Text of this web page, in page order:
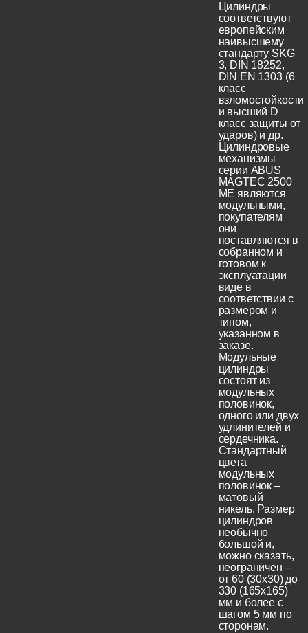
Цилиндры
соответствуют
европейским
наивысшему
стандарту SKG
3, DIN 18252,
DIN EN 1303 (6
класс
взломостойкости
и высший D
класс защиты от
ударов) и др.
Цилиндровые
механизмы
серии ABUS
MAGTEC 2500
ME являются
модульными,
покупателям
они
поставляются в
собранном и
готовом к
эксплуатации
виде в
соответствии с
размером и
типом,
указанном в
заказе.
Модульные
цилиндры
состоят из
модульных
половинок,
одного или двух
удлинителей и
сердечника.
Стандартный
цвета
модульных
половинок –
матовый
никель. Размер
цилиндров
необычно
большой и,
можно сказать,
неограничен –
от 60 (30x30) до
330 (165х165)
мм и более с
шагом 5 мм по
сторонам.